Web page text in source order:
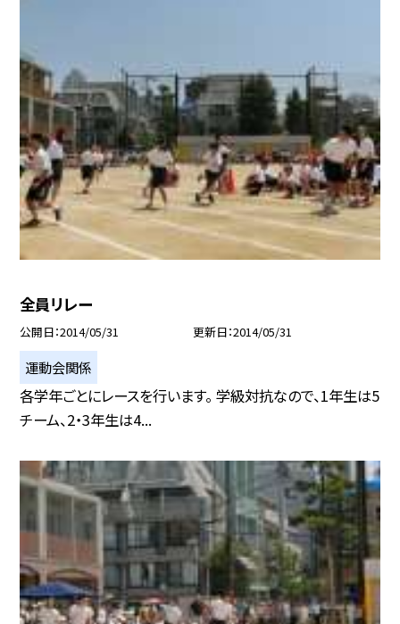
全員リレー
公開日 2014/05/31 更新日 2014/05/31
運動会関係
各学年ごとにレースを行います。 学級対抗なので、1年生は5
チーム、2・3年生は4...